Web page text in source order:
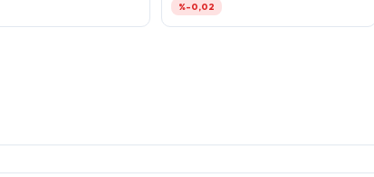
%-0,02